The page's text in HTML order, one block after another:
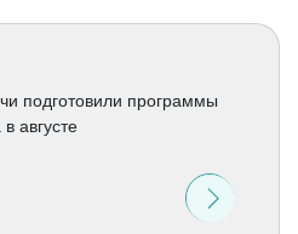
подготовили программы
августе